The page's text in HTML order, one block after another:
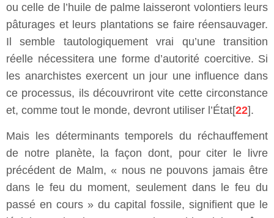
ou celle de l’huile de palme laisseront volontiers leurs
pâturages et leurs plantations se faire réensauvager.
Il semble tautologiquement vrai qu’une transition
réelle nécessitera une forme d’autorité coercitive. Si
les anarchistes exercent un jour une influence dans
ce processus, ils découvriront vite cette circonstance
et, comme tout le monde, devront utiliser l’État[22].
Mais les déterminants temporels du réchauffement
de notre planète, la façon dont, pour citer le livre
précédent de Malm, « nous ne pouvons jamais être
dans le feu du moment, seulement dans le feu du
passé en cours » du capital fossile, signifient que le